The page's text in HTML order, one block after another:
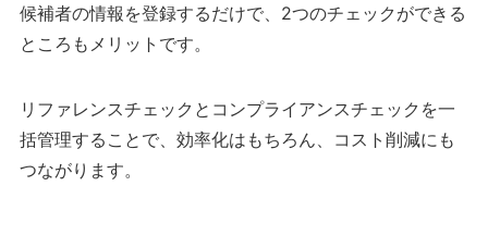
候補者の情報を登録するだけで、2つのチェックができる
ところもメリットです。
リファレンスチェックとコンプライアンスチェックを一
括管理することで、効率化はもちろん、コスト削減にも
つながります。